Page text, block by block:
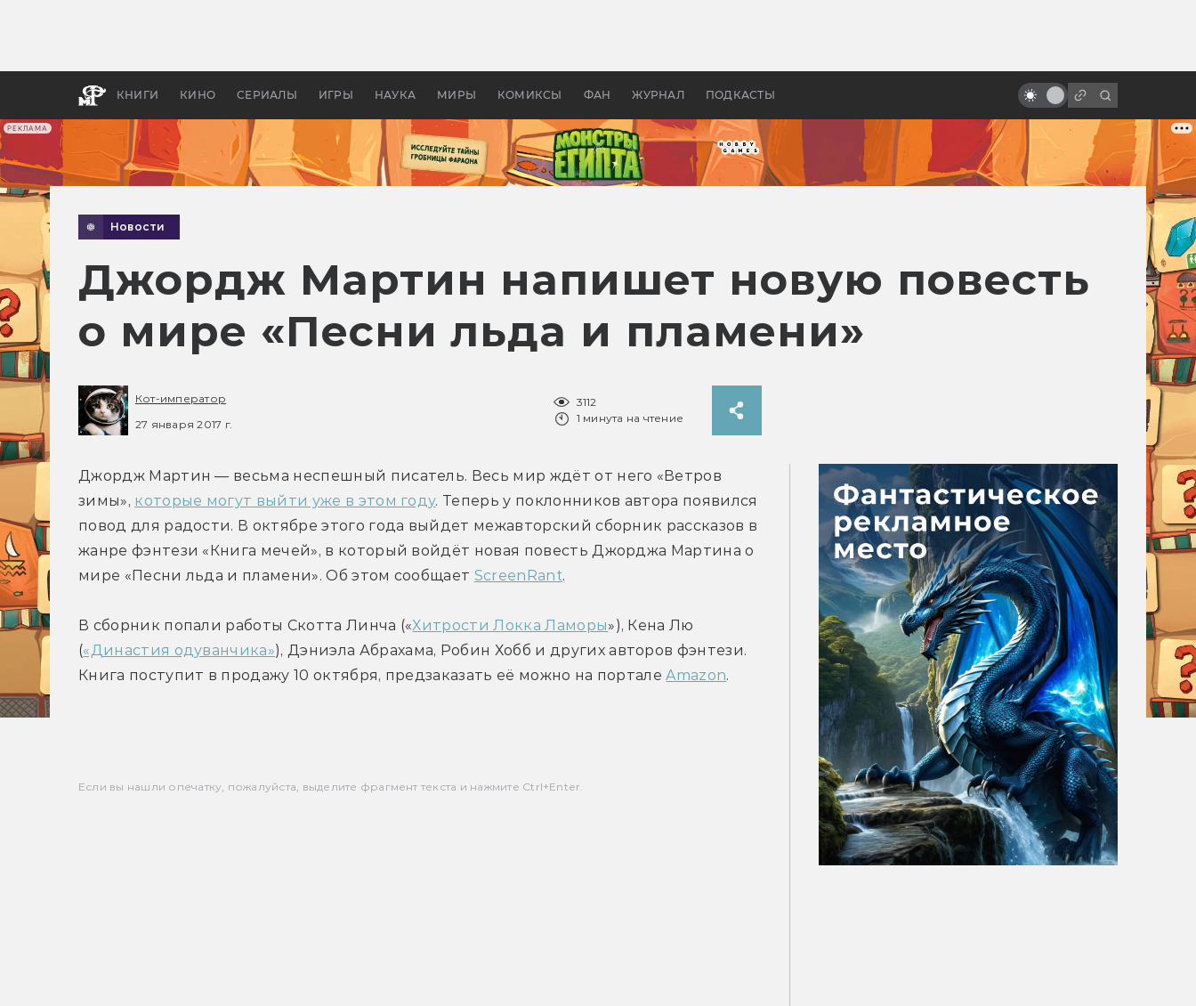
РЕКЛАМА
КНИГИ КИНО СЕРИАЛЫ ИГРЫ НАУКА МИРЫ КОМИКСЫ ФАН ЖУРНАЛ ПОДКАСТЫ
апокалипсис, в России —
бы «Властелина колец»
снова
Новости
Джордж Мартин напишет новую повесть
о мире «Песни льда и пламени»
Кот-император
27 января 2017 г.
3112
1 минута на чтение
Джордж Мартин — весьма неспешный писатель. Весь мир ждёт от него «Ветров
зимы», которые могут выйти уже в этом году. Теперь у поклонников автора появился
повод для радости. В октябре этого года выйдет межавторский сборник рассказов в
жанре фэнтези «Книга мечей», в который войдёт новая повесть Джорджа Мартина о
мире «Песни льда и пламени». Об этом сообщает ScreenRant.
В сборник попали работы Скотта Линча («Хитрости Локка Ламоры»), Кена Лю
(«Династия одуванчика»), Дэниэла Абрахама, Робин Хобб и других авторов фэнтези.
Книга поступит в продажу 10 октября, предзаказать её можно на портале Amazon.
Если вы нашли опечатку, пожалуйста, выделите фрагмент текста и нажмите Ctrl+Enter.